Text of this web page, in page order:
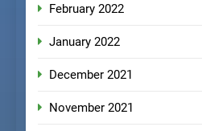
February 2022
January 2022
December 2021
November 2021